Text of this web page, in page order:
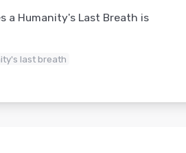
a Humanity's Last Breath is
last breath